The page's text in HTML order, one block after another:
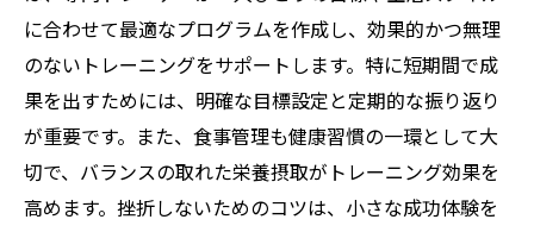
に合わせて最適なプログラムを作成し、効果的かつ無理
のないトレーニングをサポートします。特に短期間で成
果を出すためには、明確な目標設定と定期的な振り返り
が重要です。また、食事管理も健康習慣の一環として大
切で、バランスの取れた栄養摂取がトレーニング効果を
高めます。挫折しないためのコツは、小さな成功体験を